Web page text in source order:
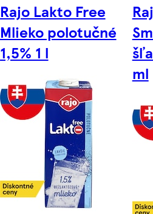
Rajo Lakto Free
Mlieko polotučné
1,5% 1 l
ml